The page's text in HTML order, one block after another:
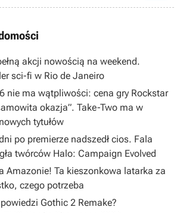
akcji nowością na weekend.
sci-fi w Rio de Janeiro
nie ma wątpliwości: cena gry Rockstar
okazja”. Take-Two ma w
tytułów
po premierze nadszedł cios. Fala
twórców Halo: Campaign Evolved
Amazonie! Ta kieszonkowa latarka za
czego potrzeba
Gothic 2 Remake?